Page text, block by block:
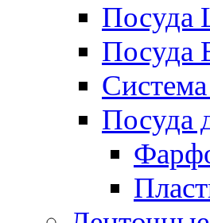
Посуда
Посуда
Посуда